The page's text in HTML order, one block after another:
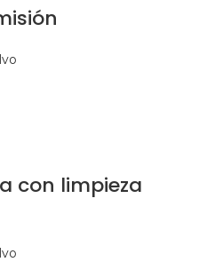
con limpieza